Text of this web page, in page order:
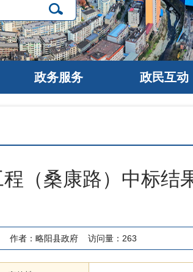
政务服务 政民互动
（桑康路）中标结
作者： 略阳县政府 访问量： 263